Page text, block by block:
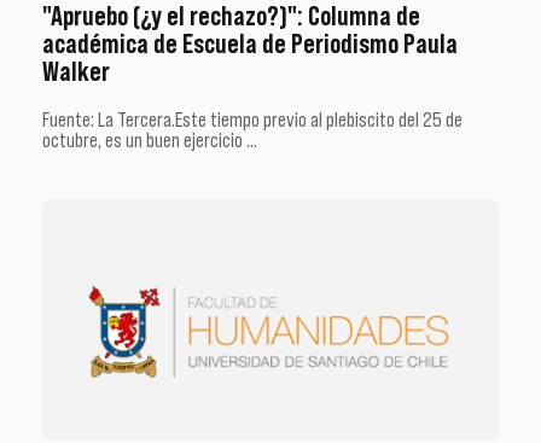
"Apruebo (¿y el rechazo?)": Columna de
académica de Escuela de Periodismo Paula
Walker
Fuente: La Tercera.Este tiempo previo al plebiscito del 25 de
octubre, es un buen ejercicio …